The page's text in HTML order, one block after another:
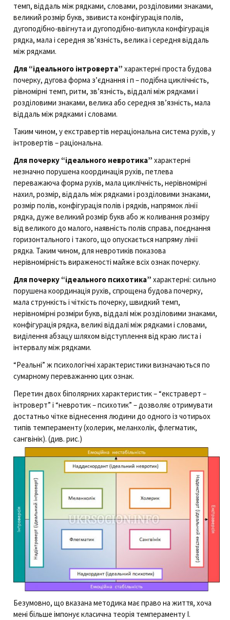
темп, віддаль між рядками, словами, розділовими знаками,
великий розмір букв, звивиста конфігурація полів,
дугоподібно-ввігнута и дугоподібно-випукла конфігурація
рядка, мала і середня зв’язність, велика і середня віддаль
між рядками.
Для “ідеального інтроверта” характерні проста будова
почерку, дугова форма з’єднання і п – подібна циклічність,
рівномірні темп, ритм, зв’язність, віддалі між рядками і
розділовими знаками, велика або середня зв’язність, мала
віддаль між рядками і словами.
Таким чином, у екстравертів нераціональна система рухів, у
інтровертів – раціональна.
Для почерку “ідеального невротика” характерні
незначно порушена координація рухів, петлева
переважаюча форма рухів, мала циклічність, нерівномірні
нахил, розмір, віддаль між рядками і розділовими знаками,
розмір полів, конфігурація полів і рядків, напрямок лінії
рядка, дуже великий розмір букв або ж коливання розміру
від великого до малого, наявність полів справа, поєднання
горизонтального і такого, що опускається напряму лінії
рядка. Таким чином, для невротиків показова
нерівномірність вираженості майже всіх ознак почерку.
Для почерку “ідеального психотика” характерні: сильно
порушена координація рухів, спрощена будова почерку,
мала стрункість і чіткість почерку, швидкий темп,
нерівномірні розміри букв, віддалі між розділовими знаками,
конфігурація рядка, великі віддалі між рядками і словами,
виділення абзацу шляхом відступлення від краю листа і
інтервалу між рядками.
“Реальні” ж психологічні характеристики визначаються по
сумарному переважанню цих ознак.
Перетин двох біполярних характеристик – “екстраверт –
інтроверт” і “невротик – психотик” – дозволяє отримувати
достатньо чітке віднесення людини до одного із чотирьох
типів темпераменту (холерик, меланхолік, флегматик,
сангвінік). (див. рис.)
Безумовно, що вказана методика має право на життя, хоча
мені більше імпонує класична теорія темпераменту І.